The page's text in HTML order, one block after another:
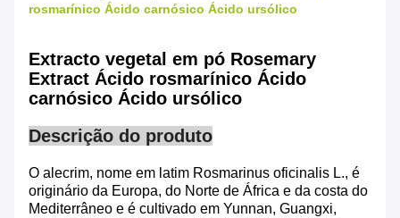
rosmarínico Ácido carnósico Ácido ursólico
Extracto vegetal em pó Rosemary
Extract Ácido rosmarínico Ácido
carnósico Ácido ursólico
Descrição do produto
O alecrim, nome em latim Rosmarinus oficinalis L., é
originário da Europa, do Norte de África e da costa do
Mediterrâneo e é cultivado em Yunnan, Guangxi,